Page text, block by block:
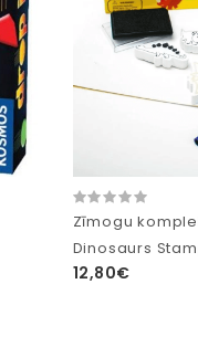
Zīmogu
Dinosaurs
12,80€